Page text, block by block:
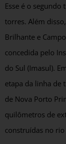
Esse é o
torres. Além
Brilhante e
concedida pelo
do Sul (Imasul).
etapa da linha de
de Nova Porto
quilômetros de
construídas no rio